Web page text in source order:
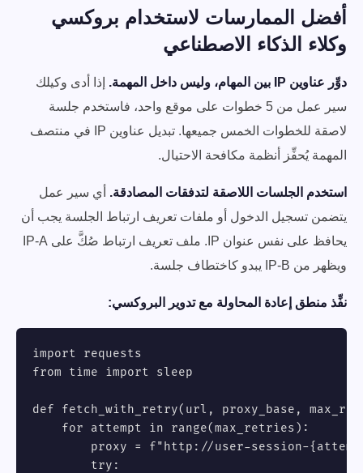
أفضل الممارسات لاستخدام بروكسي
وكلاء الذكاء الاصطناعي
دوِّر عناوين IP بين المهام، وليس داخل المهمة.
إذا أدى وكيلك
سير عمل من 5 خطوات على موقع واحد، فاستخدم جلسة
لاصقة للخطوات الخمس جميعها. تبديل عناوين IP في منتصف
المهمة يُحفِّز أنظمة مكافحة الاحتيال.
استخدم الجلسات اللاصقة لتدفقات المصادقة. أي سير عمل
يتضمن تسجيل الدخول أو ملفات تعريف ارتباط الجلسة يجب أن
يحافظ على نفس عنوان IP. ملف تعريف ارتباط صُكَّ على IP-A
ويظهر من IP-B يبدو كاختطاف جلسة.
نفِّذ منطق إعادة المحاولة مع تدوير البروكسي:
import requests
from time import sleep
def fetch_with_retry(url, proxy_base,
    for attempt in range(max_retries):
proxy = f"http://user-session-
        try: